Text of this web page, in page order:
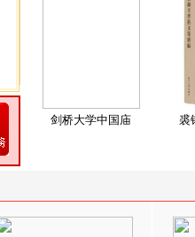
剑桥大学中国庙 裘